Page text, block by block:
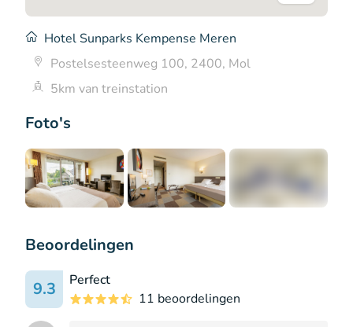
Foto's
Beoordelingen
9.3
Perfect
11 beoordelingen
Hotel Sunparks Kempense Meren
Postelsesteenweg 100, 2400, Mol
5km van treinstation